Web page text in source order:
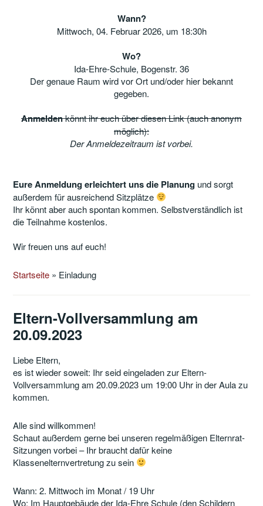
Wann?
Mittwoch, 04. Februar 2026, um 18:30h
Wo?
Ida-Ehre-Schule, Bogenstr. 36
Der genaue Raum wird vor Ort und/oder hier bekannt
gegeben.
Anmeldenkönnt ihr euch über diesen Link (auch anonym
möglich):
Der Anmeldezeitraum ist vorbei.
Eure Anmeldung erleichtert uns die Planung und sorgt
außerdem für ausreichend Sitzplätze
Ihr könnt aber auch spontan kommen. Selbstverständlich ist
die Teilnahme kostenlos.
Wir freuen uns auf euch!
Startseite » Einladung
Eltern-Vollversammlung am
20.09.2023
Liebe Eltern,
es ist wieder soweit: Ihr seid eingeladen zur Eltern-
Vollversammlung am 20.09.2023 um 19:00 Uhr in der Aula zu
kommen.
Alle sind willkommen!
Schaut außerdem gerne bei unseren regelmäßigen Elternrat-
Sitzungen vorbei – Ihr braucht dafür keine
Klassenelternvertretung zu sein
Wann: 2. Mittwoch im Monat / 19 Uhr
Wo: Im Hauptgebäude der Ida-Ehre Schule (den Schildern